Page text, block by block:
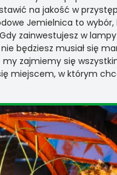
na jakość w
Jemielnica to
zainwestujesz w
będziesz musiał się
my zajmiemy się
miejscem, w którym